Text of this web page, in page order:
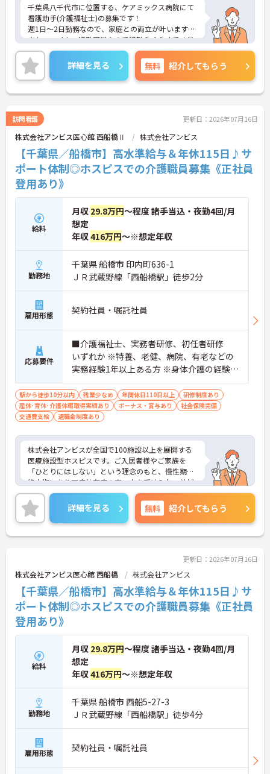
千葉県八千代市に位置する、ケアミックス病院にて
看護助手(介護福祉士)の募集です！
週1日～2日勤務なので、家庭との両立が叶います☆
また、マイカー通勤可能なので通勤らくらくです◎
ご興味のある方には、面接対策ポイントなど、さら
に詳細をお話しいたしますのでお気軽にご相談くだ
さい！
詳細を見る 無料 紹介してもらう
訪問看護 更新日：2026年07月16日
株式会社アンビス医心館 西船橋Ⅱ 株式会社アンビス
【千葉県／船橋市】高水準給与＆年休115日♪サ
ポート体制◎ホスピスでの介護職員募集《正社員
登用あり》
給料
月収 29.8万円～程度 諸手当込・夜勤4回/月
想定
年収416万円～※想定年収
勤務地
千葉県 船橋市 印内町636-1
ＪＲ武蔵野線「西船橋駅」徒歩2分
雇用形態 契約社員・嘱託社員
応募要件
■介護福祉士、実務者研修、初任者研修
いずれか ※特養、老健、病院、有老などの
実務経験1年以上ある方 ※身体介護の経験年
以上ある方、機械浴の使用の経験のある方
歓迎
駅から徒歩10分以内 残業少なめ 年間休日110日以上
研修制度あり
産休･育休･介護休暇取得実績あり
ボーナス・賞与あり
社会保険完備
交通費支給
退職金制度あり
株式会社アンビスが全国で100施設以上を展開する
医療施設型ホスピスです。ご入居者様やご家族を
「ひとりにはしない」という理念のもと、慢性期や
終末期にあり医療依存度の高い方を受け入れ、地域
医療を支える社会的意義の高い事業を推進していま
す。現場には看護師が24時間常駐しています。急変
時の対応や医療行為は看護師が担当するため、初任
者研修や実務者研修の方も食事介助や入浴介助など
の生活を支えるケアに専念できる環境です。多職種
連携の体制がしっかりと整っています。働き方の面
では、夜勤明けの翌日が原則として公休となるほ
か、月平均の残業時間も5時間から7時間程度とかな
り少なめです。常勤スタッフの比率が90パーセント
を超えているため急な勤務変更が発生しにくく、あ
らかじめ決められた訪問予定表に沿って規則正しく
働けます。入職後は現場スタッフによるお一人おひ
とりに合わせた個別のOJT研修が実施されます。eラ
ーニングも導入されており、多職種と連携しながら
専門性を着実に深めていける環境が用意されていま
す。
★おすすめPOINT★
＜個別ＯＪＴとチーム連携で着実に成長！＞
・入職後はお一人おひとりの習熟度に合わせた個別
のＯＪＴ研修を実施し、ｅラーニングを用いた学習
の機会も提供されます
・施設内には看護師が24時間常駐しており、急変時
の対応や専門的な医療処置は看護師が担当するため
詳細を見る 無料 紹介してもらう
更新日：2026年07月16日
株式会社アンビス医心館 西船橋 株式会社アンビス
【千葉県／船橋市】高水準給与＆年休115日♪サ
ポート体制◎ホスピスでの介護職員募集《正社員
登用あり》
給料
月収 29.8万円～程度 諸手当込・夜勤4回/月
想定
年収416万円～※想定年収
勤務地
千葉県 船橋市 西船5-27-3
ＪＲ武蔵野線「西船橋駅」徒歩4分
雇用形態 契約社員・嘱託社員